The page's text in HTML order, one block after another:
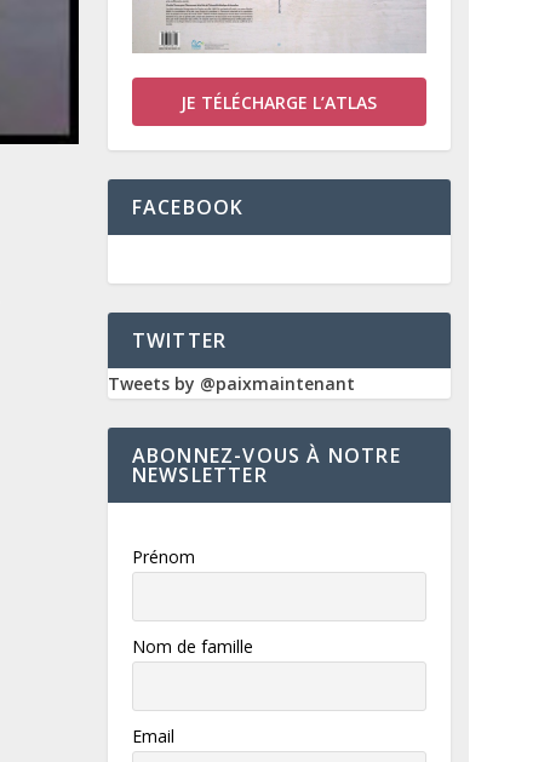
JE TÉLÉCHARGE L’ATLAS
FACEBOOK
TWITTER
Tweets by @paixmaintenant
ABONNEZ-VOUS À NOTRE
NEWSLETTER
Prénom
Nom de famille
Email